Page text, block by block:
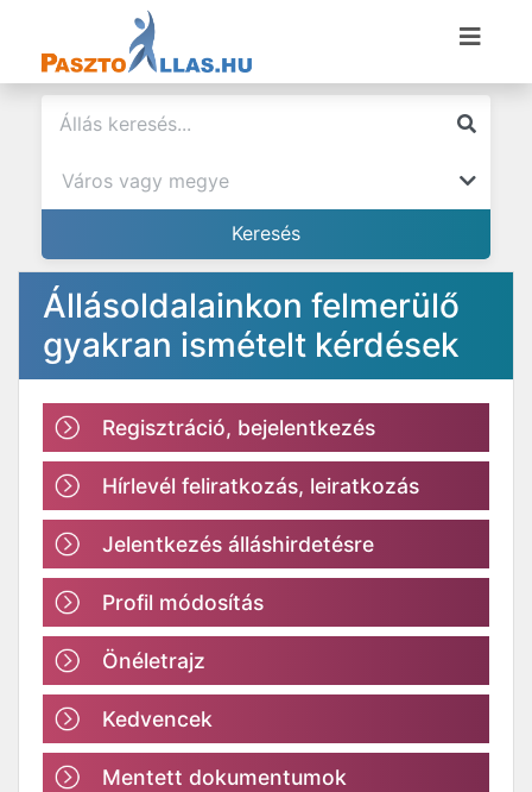
Állásoldalainkon felmerülő
gyakran ismételt kérdések
Regisztráció, bejelentkezés
Hírlevél feliratkozás, leiratkozás
Jelentkezés álláshirdetésre
Profil módosítás
Önéletrajz
Kedvencek
Mentett dokumentumok